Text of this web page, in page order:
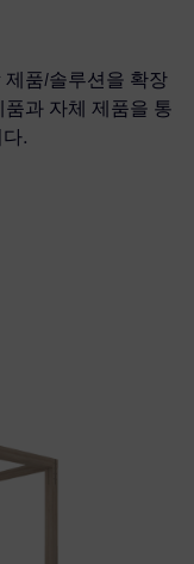
제품/솔루션을 확장
과 자체 제품을 통
.